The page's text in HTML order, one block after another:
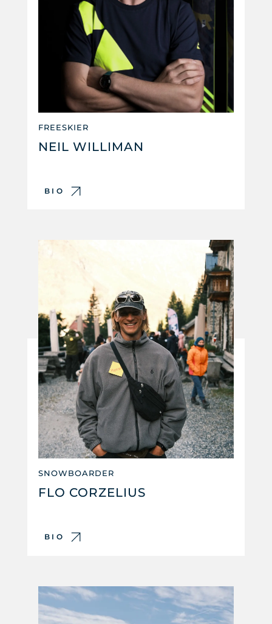
FREESKIER
NEIL WILLIMAN
BIO
SNOWBOARDER
FLO CORZELIUS
BIO